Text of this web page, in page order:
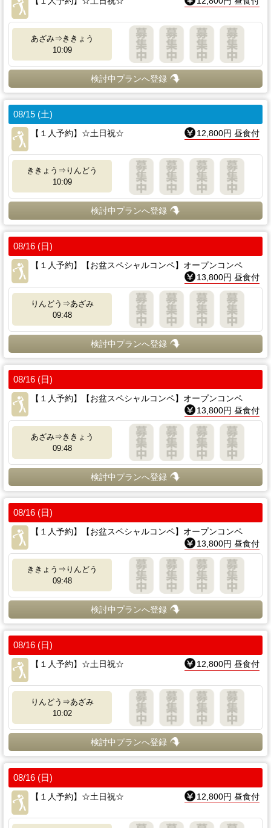
あざみ⇒ききょう
10:09
検討中プランへ登録
08/15 (土)
【１人予約】☆土日祝☆
12,800円 昼食付
ききょう⇒りんどう
10:09
検討中プランへ登録
08/16 (日)
【１人予約】【お盆スペシャルコンペ】オープンコンペ
13,800円 昼食付
りんどう⇒あざみ
09:48
検討中プランへ登録
08/16 (日)
【１人予約】【お盆スペシャルコンペ】オープンコンペ
13,800円 昼食付
あざみ⇒ききょう
09:48
検討中プランへ登録
08/16 (日)
【１人予約】【お盆スペシャルコンペ】オープンコンペ
13,800円 昼食付
ききょう⇒りんどう
09:48
検討中プランへ登録
08/16 (日)
【１人予約】☆土日祝☆
12,800円 昼食付
りんどう⇒あざみ
10:02
検討中プランへ登録
08/16 (日)
【１人予約】☆土日祝☆
12,800円 昼食付